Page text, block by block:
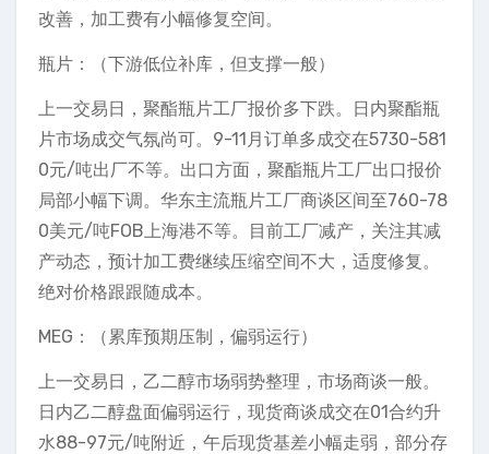
改善，加工费有小幅修复空间。
瓶片：（下游低位补库，但支撑一般）
上一交易日，聚酯瓶片工厂报价多下跌。日内聚酯瓶
片市场成交气氛尚可。9-11月订单多成交在5730-581
0元/吨出厂不等。出口方面，聚酯瓶片工厂出口报价
局部小幅下调。华东主流瓶片工厂商谈区间至760-78
0美元/吨FOB上海港不等。目前工厂减产，关注其减
产动态，预计加工费继续压缩空间不大，适度修复。
绝对价格跟跟随成本。
MEG：（累库预期压制，偏弱运行）
上一交易日，乙二醇市场弱势整理，市场商谈一般。
日内乙二醇盘面偏弱运行，现货商谈成交在01合约升
水88-97元/吨附近，午后现货基差小幅走弱，部分存